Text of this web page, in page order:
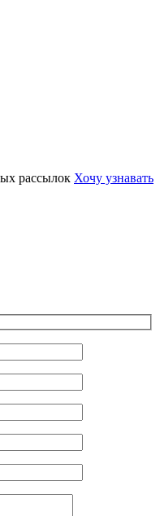
рассылок Хочу узнавать